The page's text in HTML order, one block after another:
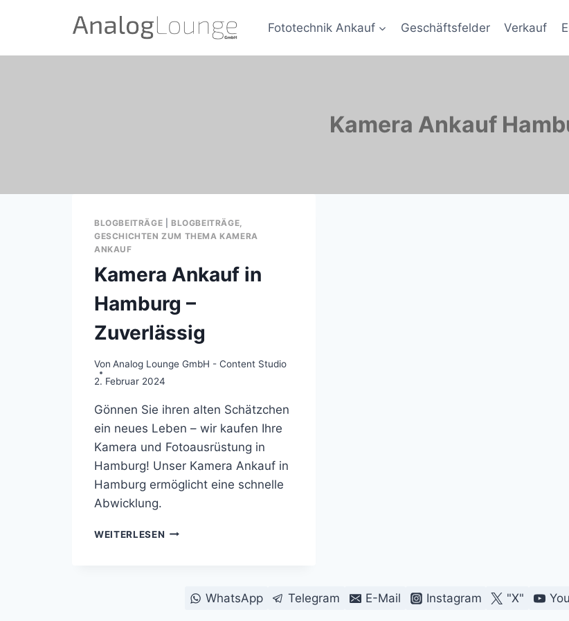
Fototechnik Ankauf Geschäftsfelder Verkauf
Kamera Ankauf
BLOGBEITRÄGE
BLOGBEITRÄGE,
GESCHICHTEN ZUM THEMA KAMERA
ANKAUF
Kamera Ankauf in
Hamburg –
Zuverlässig
Von Analog Lounge GmbH - Content Studio
2. Februar 2024
Gönnen Sie ihren alten Schätzchen
ein neues Leben – wir kaufen Ihre
Kamera und Fotoausrüstung in
Hamburg! Unser Kamera Ankauf in
Hamburg ermöglicht eine schnelle
Abwicklung.
WEITERLESEN KAMERA
ZUVERLÄSSIG
WhatsApp Telegram E-Mail Instagram "X"